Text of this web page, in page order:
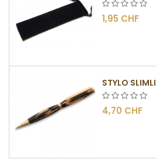
1,95 CHF
4,70 CHF